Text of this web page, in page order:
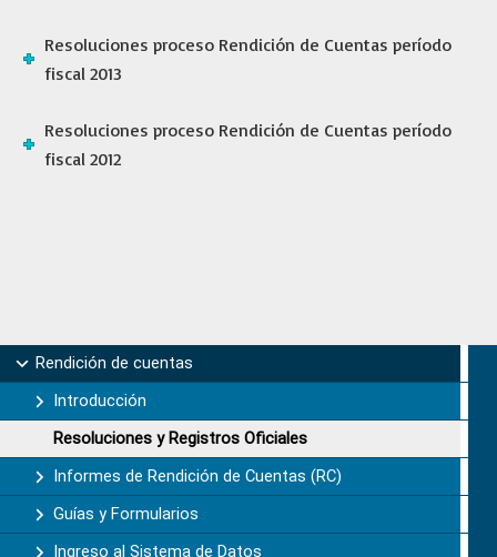
Resoluciones proceso Rendición de Cuentas período
fiscal 2013
Resoluciones proceso Rendición de Cuentas período
fiscal 2012
Primary
Sidebar
Rendición de cuentas
Introducción
Resoluciones y Registros Oficiales
Informes de Rendición de Cuentas (RC)
Guías y Formularios
Ingreso al Sistema de Datos